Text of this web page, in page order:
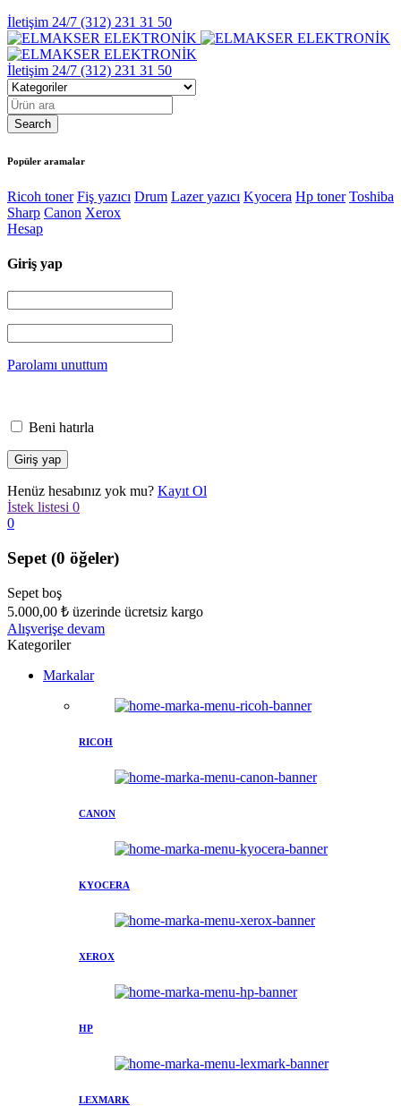
İletişim 24/7 (312) 231 31 50
İletişim 24/7 (312) 231 31 50
Popüler aramalar
Ricoh toner Fiş yazıcı Drum Lazer yazıcı Kyocera Hp toner Toshiba
Sharp Canon Xerox
Hesap
Giriş yap
Parolamı unuttum
Beni hatırla
Henüz hesabınız yok mu? Kayıt Ol
İstek listesi 0
0
Sepet (0 öğeler)
Sepet boş
5.000,00 ₺ üzerinde ücretsiz kargo
Alışverişe devam
Kategoriler
Markalar
RICOH
CANON
KYOCERA
XEROX
HP
LEXMARK